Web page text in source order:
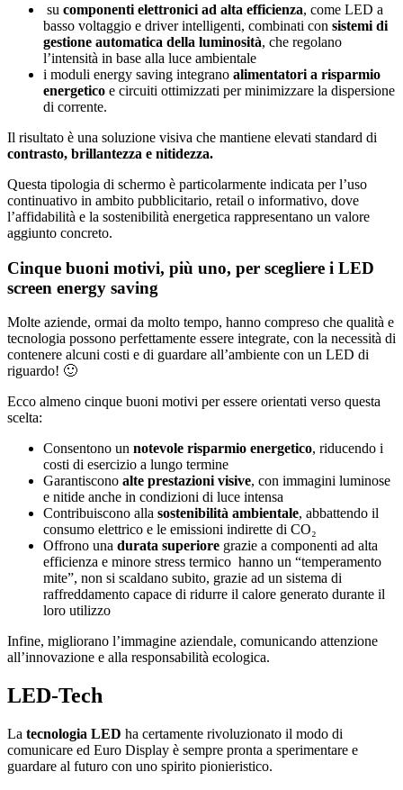
su componenti elettronici ad alta efficienza, come LED a
basso voltaggio e driver intelligenti, combinati con sistemi di
gestione automatica della luminosità, che regolano
l’intensità in base alla luce ambientale
i moduli energy saving integrano alimentatori a risparmio
energetico e circuiti ottimizzati per minimizzare la dispersione
di corrente.
Il risultato è una soluzione visiva che mantiene elevati standard di
contrasto, brillantezza e nitidezza.
Questa tipologia di schermo è particolarmente indicata per l’uso
continuativo in ambito pubblicitario, retail o informativo, dove
l’affidabilità e la sostenibilità energetica rappresentano un valore
aggiunto concreto.
Cinque buoni motivi, più uno, per scegliere i LED
screen energy saving
Molte aziende, ormai da molto tempo, hanno compreso che qualità e
tecnologia possono perfettamente essere integrate, con la necessità di
contenere alcuni costi e di guardare all’ambiente con un LED di
riguardo! 🙂
Ecco almeno cinque buoni motivi per essere orientati verso questa
scelta:
Consentono un notevole risparmio energetico, riducendo i
costi di esercizio a lungo termine
Garantiscono alte prestazioni visive, con immagini luminose
e nitide anche in condizioni di luce intensa
Contribuiscono alla sostenibilità ambientale, abbattendo il
consumo elettrico e le emissioni indirette di CO₂
Offrono una durata superiore grazie a componenti ad alta
efficienza e minore stress termico hanno un “temperamento
mite”, non si scaldano subito, grazie ad un sistema di
raffreddamento capace di ridurre il calore generato durante il
loro utilizzo
Infine, migliorano l’immagine aziendale, comunicando attenzione
all’innovazione e alla responsabilità ecologica.
LED-Tech
La tecnologia LED ha certamente rivoluzionato il modo di
comunicare ed Euro Display è sempre pronta a sperimentare e
guardare al futuro con uno spirito pionieristico.